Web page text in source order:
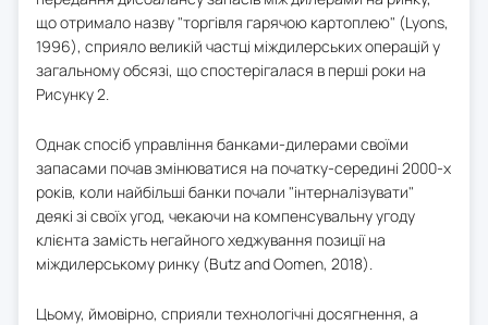
що отримало назву "торгівля гарячою картоплею" (Lyons,
1996), сприяло великій частці міждилерських операцій у
загальному обсязі, що спостерігалася в перші роки на
Рисунку 2.
Однак спосіб управління банками-дилерами своїми
запасами почав змінюватися на початку-середині 2000-х
років, коли найбільші банки почали "інтерналізувати"
деякі зі своїх угод, чекаючи на компенсувальну угоду
клієнта замість негайного хеджування позиції на
міждилерському ринку (Butz and Oomen, 2018).
Цьому, ймовірно, сприяли технологічні досягнення, а